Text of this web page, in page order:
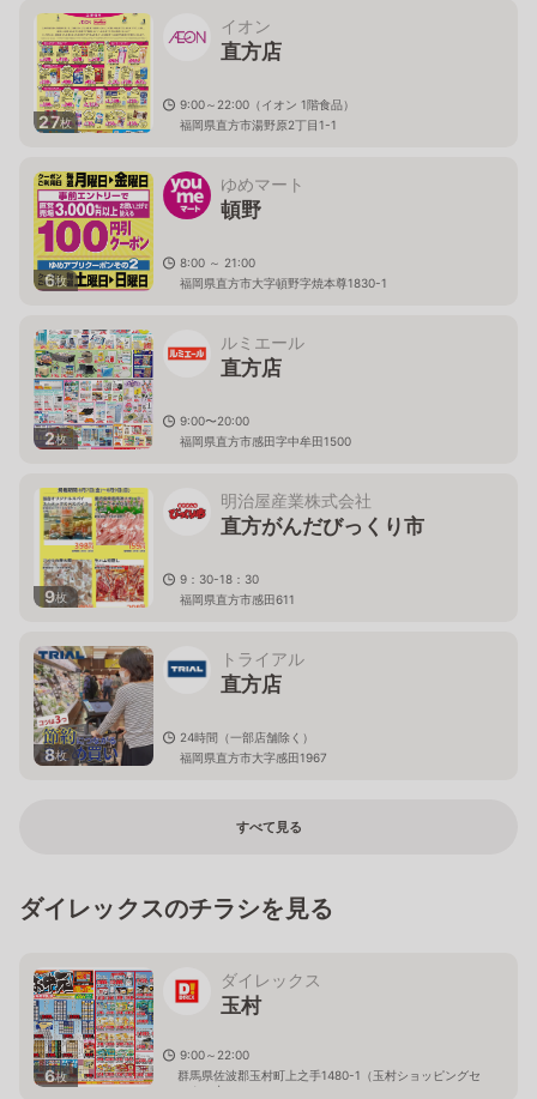
27枚
イオン
直方店
9:00～22:00（イオン 1階食品）
福岡県直方市湯野原2丁目1-1
6枚
ゆめマート
頓野
8:00 ～ 21:00
福岡県直方市大字頓野字焼本尊1830-1
2枚
ルミエール
直方店
9:00〜20:00
福岡県直方市感田字中牟田1500
9枚
明治屋産業株式会社
直方がんだびっくり市
9：30-18：30
福岡県直方市感田611
8枚
トライアル
直方店
24時間（一部店舗除く）
福岡県直方市大字感田1967
すべて見る
ダイレックスのチラシを見る
6枚
ダイレックス
玉村
9:00～22:00
群馬県佐波郡玉村町上之手1480-1（玉村ショッピングセ
ンター内）